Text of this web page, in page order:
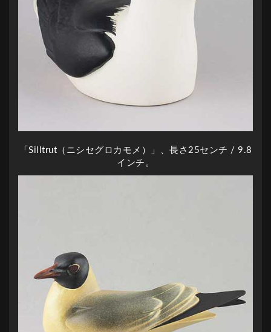
「Silltrut（ニシセグロカモメ）」、長さ25センチ / 9.8
インチ。